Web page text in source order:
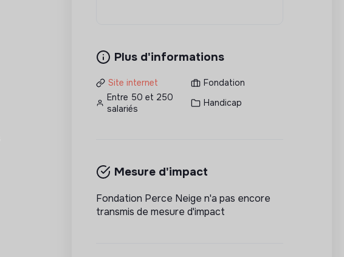
Plus d'informations
Site internet
Fondation
Entre 50 et 250
salariés
Handicap
Mesure d'impact
Fondation Perce Neige n'a pas encore
transmis de mesure d'impact